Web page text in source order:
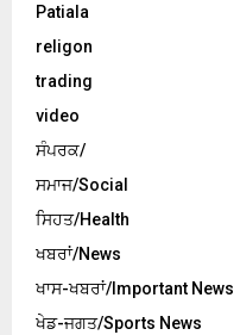
Patiala
religon
trading
video
ਸੰਪਰਕ/
ਸਮਾਜ/Social
ਸਿਹਤ/Health
ਖਬਰਾਂ/News
ਖਾਸ-ਖਬਰਾਂ/Important News
ਖੇਡ-ਜਗਤ/Sports News